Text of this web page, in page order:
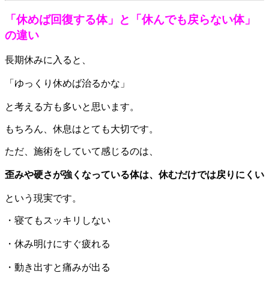
「休めば回復する体」と「休んでも戻らない体」
の違い
長期休みに入ると、
「ゆっくり休めば治るかな」
と考える方も多いと思います。
もちろん、休息はとても大切です。
ただ、施術をしていて感じるのは、
歪みや硬さが強くなっている体は、休むだけでは戻りにくい
という現実です。
・寝てもスッキリしない
・休み明けにすぐ疲れる
・動き出すと痛みが出る